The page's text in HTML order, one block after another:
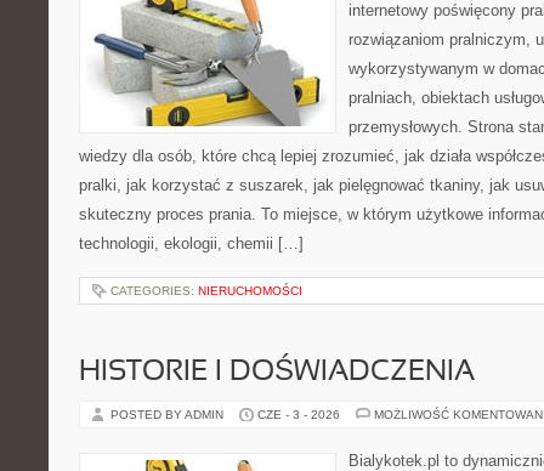
internetowy poświęcony
rozwiązaniom pralniczym,
wykorzystywanym w
pralniach, obiektach
przemysłowych. Strona
wiedzy dla osób, które chcą lepiej zrozumieć, jak działa
pralki, jak korzystać z suszarek, jak pielęgnować tkaniny, jak
skuteczny proces prania. To miejsce, w którym użytkowe
technologii, ekologii, chemii […]
CATEGORIES: NIERUCHOMOŚCI
HISTORIE I DOŚWIADCZENIA
POSTED BY ADMIN CZE - 3 - 2026 MOŻLIWOŚĆ
Bialykotek.pl to